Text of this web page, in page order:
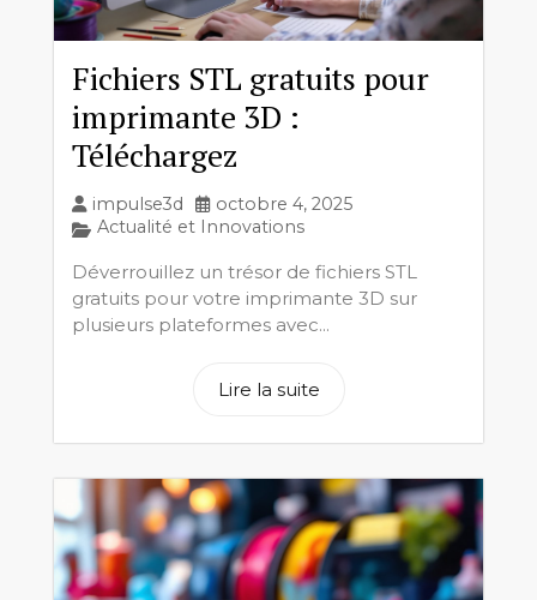
Fichiers STL gratuits pour
imprimante 3D :
Téléchargez
impulse3d
octobre 4, 2025
Actualité et Innovations
Déverrouillez un trésor de fichiers STL
gratuits pour votre imprimante 3D sur
plusieurs plateformes avec...
Lire la suite